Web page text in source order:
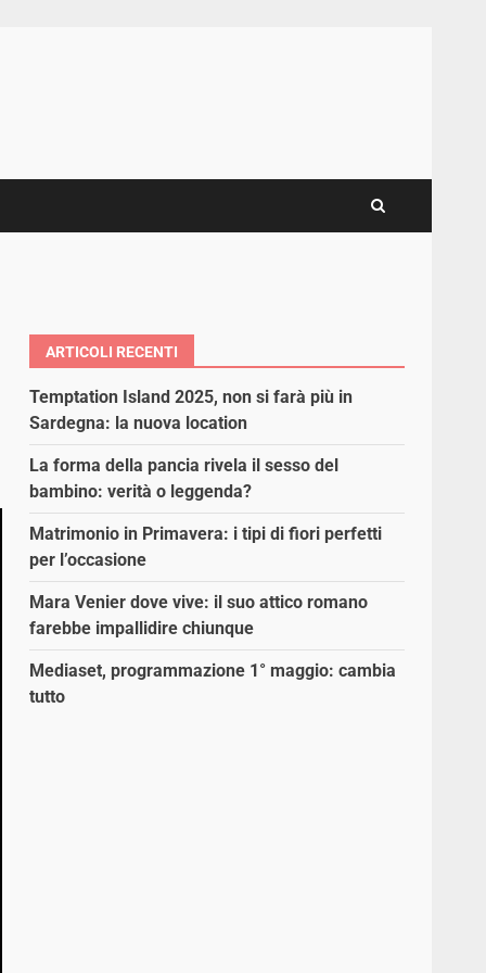
ARTICOLI RECENTI
Temptation Island 2025, non si farà più in
Sardegna: la nuova location
La forma della pancia rivela il sesso del
bambino: verità o leggenda?
Matrimonio in Primavera: i tipi di fiori perfetti
per l’occasione
Mara Venier dove vive: il suo attico romano
farebbe impallidire chiunque
Mediaset, programmazione 1° maggio: cambia
tutto